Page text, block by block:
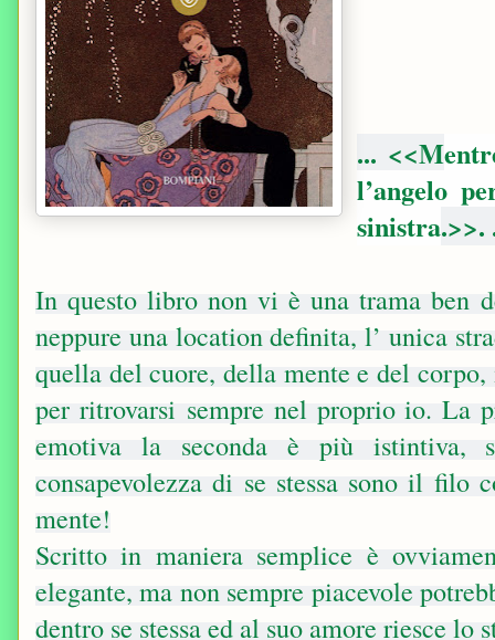
... <<M
l’angelo
sinistra.>>.
In questo libro non vi è una trama ben
neppure una location definita, l’ unica
quella del cuore, della mente e del
per ritrovarsi sempre nel proprio io. La
emotiva la seconda è più istintiva,
consapevolezza di se stessa sono il filo
mente!
Scritto in maniera semplice è
elegante, ma non sempre piacevole
dentro se stessa ed al suo amore riesce lo